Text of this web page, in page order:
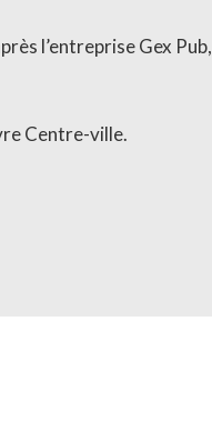
l’entreprise Gex
Centre-ville.